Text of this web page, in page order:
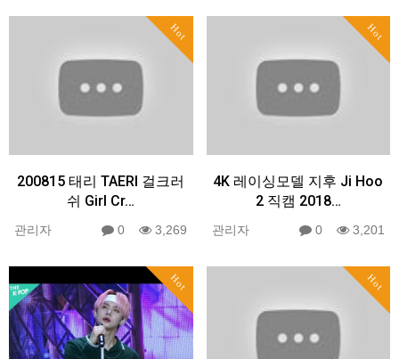
Hot
200815 태리 TAERI 걸크러
쉬 Girl Cr…
관리자 0 3,269
Hot
4K 레이싱모델 지후 Ji Hoo
2 직캠 2018…
관리자 0 3,201
Hot Hot